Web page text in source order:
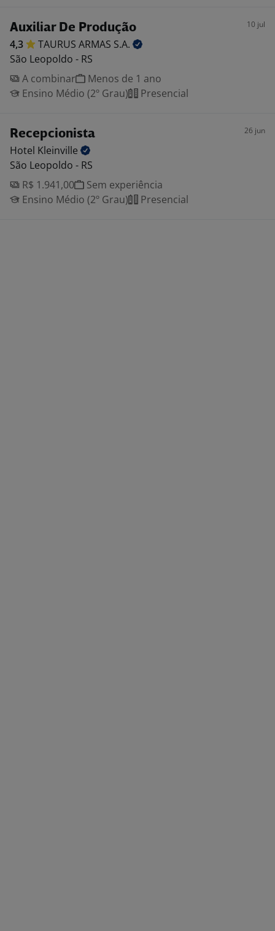
Auxiliar De Produção 10 jul
4,3 TAURUS ARMAS S.A.
São Leopoldo - RS
A combinar
Menos de 1 ano
Ensino Médio (2º Grau)
Presencial
Recepcionista 26 jun
Hotel Kleinville
São Leopoldo - RS
R$ 1.941,00
Sem experiência
Ensino Médio (2º Grau)
Presencial